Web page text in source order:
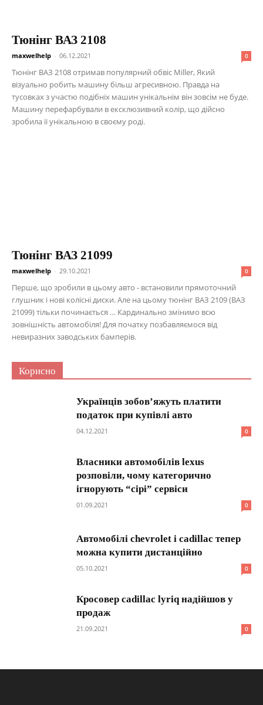
Тюнінг ВАЗ 2108
maxwelhelp - 06.12.2021 0
Тюнінг ВАЗ 2108 отримав популярний обвіс Miller, Який
візуально робить машину більш агресивною. Правда на
тусовках з участю подібніх машин унікальнім він зовсім не буде.
Машину перефарбували в ексклюзивний колір, що дійсно
зробила її унікальною в своєму роді.
Тюнінг ВАЗ 21099
maxwelhelp - 29.10.2021 0
Перше, що зробили в цьому авто - встановили прямоточний
глушник і нові колісні диски. Але на цьому тюнінг ВАЗ 2109 (ВАЗ
21099) тільки починається … Кардинально змінимо всю
зовнішність автомобіля! Для початку позбавляємося від
невиразних заводських бамперів.
Корисно
Українців зобов’яжуть платити
податок при купівлі авто
04.12.2021 0
Власники автомобілів lexus
розповіли, чому категорично
ігнорують “сірі” сервіси
01.09.2021 0
Автомобілі chevrolet і cadillac тепер
можна купити дистанційно
05.10.2021 0
Кросовер cadillac lyriq надійшов у
продаж
21.09.2021 0